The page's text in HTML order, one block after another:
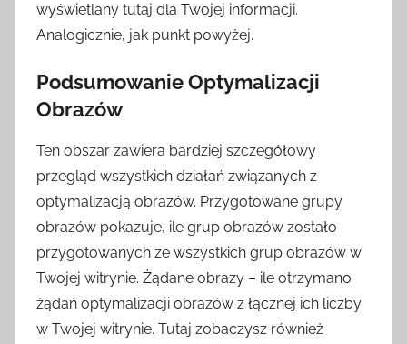
wyświetlany tutaj dla Twojej informacji.
Analogicznie, jak punkt powyżej.
Podsumowanie Optymalizacji
Obrazów
Ten obszar zawiera bardziej szczegółowy
przegląd wszystkich działań związanych z
optymalizacją obrazów. Przygotowane grupy
obrazów pokazuje, ile grup obrazów zostało
przygotowanych ze wszystkich grup obrazów w
Twojej witrynie. Żądane obrazy – ile otrzymano
żądań optymalizacji obrazów z łącznej ich liczby
w Twojej witrynie. Tutaj zobaczysz również